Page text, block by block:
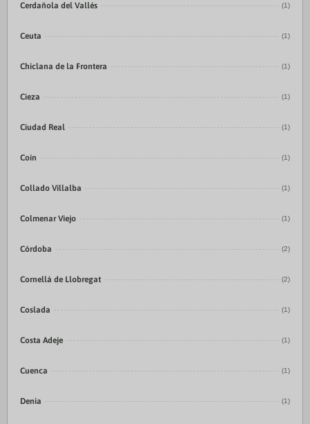
Cerdañola del Vallés (1)
Ceuta (1)
Chiclana de la Frontera (1)
Cieza (1)
Ciudad Real (1)
Coín (1)
Collado Villalba (1)
Colmenar Viejo (1)
Córdoba (2)
Cornellá de Llobregat (2)
Coslada (1)
Costa Adeje (1)
Cuenca (1)
Denia (1)